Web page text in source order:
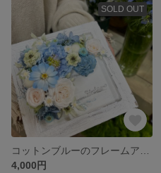
SOLD OUT
4,000円